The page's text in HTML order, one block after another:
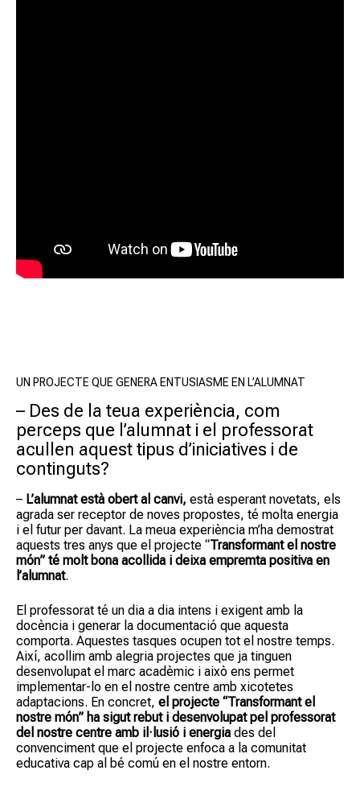
UN PROJECTE QUE GENERA ENTUSIASME EN L’ALUMNAT
– Des de la teua experiència, com
perceps que l’alumnat i el professorat
acullen aquest tipus d’iniciatives i de
continguts?
– L’alumnat està obert al canvi, està esperant novetats, els
agrada ser receptor de noves propostes, té molta energia
i el futur per davant. La meua experiència m’ha demostrat
aquests tres anys que el projecte “Transformant el nostre
món” té molt bona acollida i deixa empremta positiva en
l’alumnat.
El professorat té un dia a dia intens i exigent amb la
docència i generar la documentació que aquesta
comporta. Aquestes tasques ocupen tot el nostre temps.
Així, acollim amb alegria projectes que ja tinguen
desenvolupat el marc acadèmic i això ens permet
implementar-lo en el nostre centre amb xicotetes
adaptacions. En concret, el projecte “Transformant el
nostre món” ha sigut rebut i desenvolupat pel professorat
del nostre centre amb il·lusió i energia des del
convenciment que el projecte enfoca a la comunitat
educativa cap al bé comú en el nostre entorn.